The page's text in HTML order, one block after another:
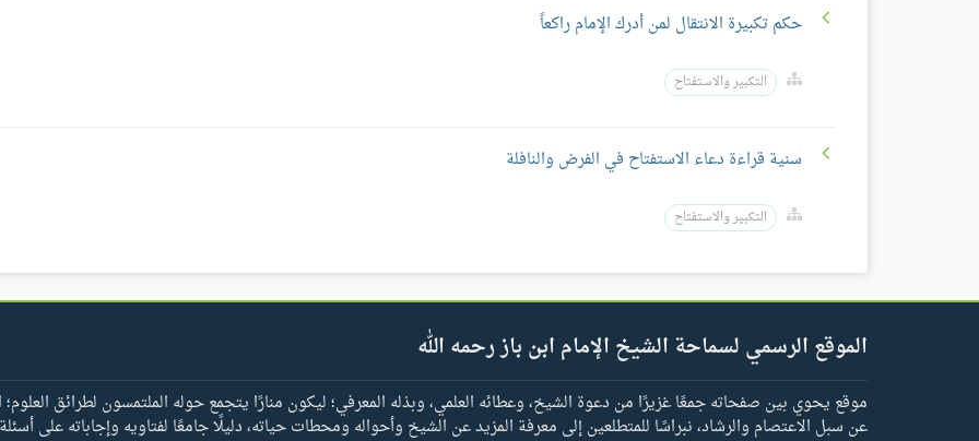
حكم تكبيرة الانتقال لمن أدرك الإمام راكعاً
التكبير والاستفتاح
سنية قراءة دعاء الاستفتاح في الفرض والنافلة
التكبير والاستفتاح
الموقع الرسمي لسماحة الشيخ الإمام ابن باز رحمه الله
موقع يحوي بين صفحاته جمعًا غزيرًا من دعوة الشيخ، وعطائه العلمي، وبذله المعرفي؛ ليكون منارًا يتجمع حوله الملتمسون لطرائق العلوم؛
عن سبل الاعتصام والرشاد، نبراسًا للمتطلعين إلى معرفة المزيد عن الشيخ وأحواله ومحطات حياته، دليلًا جامعًا لفتاويه وإجاباته على